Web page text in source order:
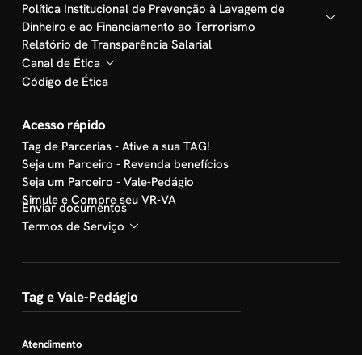
Política Institucional de Prevenção à Lavagem de
Dinheiro e ao Financiamento ao Terrorismo
Relatório de Transparência Salarial
Canal de Ética
Código de Ética
Acesso rápido
Tag de Parcerias - Ative a sua TAG!
Seja um Parceiro - Revenda benefícios
Seja um Parceiro - Vale-Pedágio
Simule e Compre seu VR-VA
Enviar documentos
Termos de Serviço
Tag e Vale-Pedágio
Atendimento